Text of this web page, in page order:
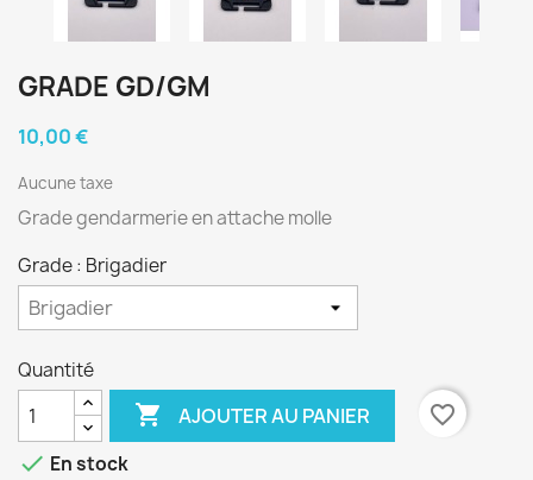
GRADE GD/GM
10,00 €
Aucune taxe
Grade gendarmerie en attache molle
Grade : Brigadier
Quantité
 AJOUTER AU PANIER
favorite_border
 En stock